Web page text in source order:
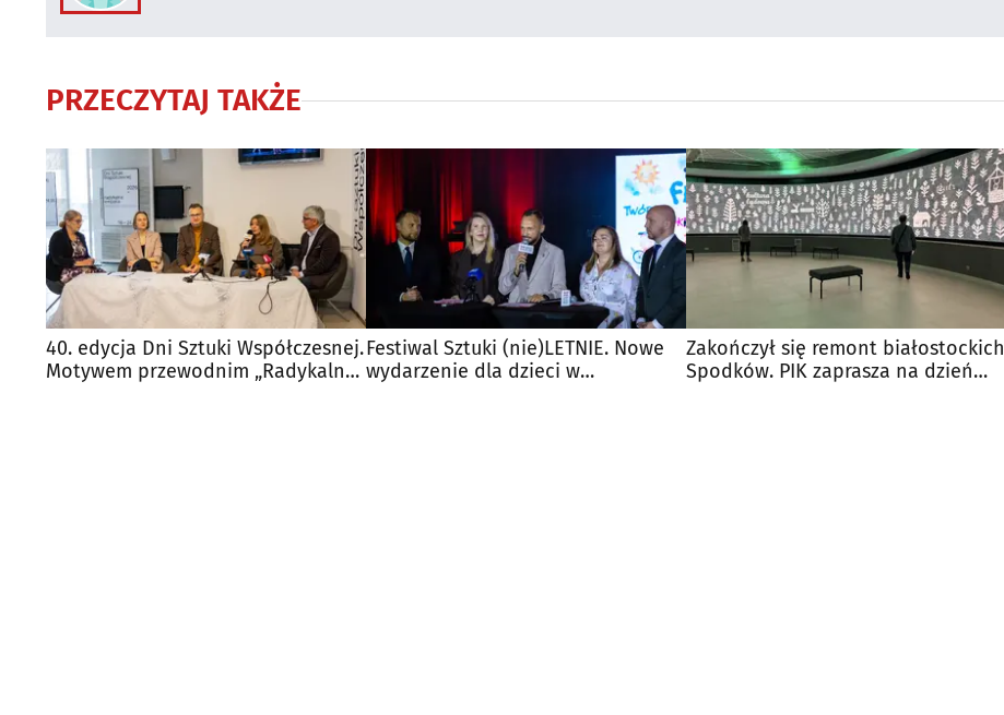
PRZECZYTAJ TAKŻE
40. edycja Dni Sztuki Współczesnej.
Motywem przewodnim „Radykalna
Festiwal Sztuki (nie)LETNIE. Nowe
wydarzenie dla dzieci w
Zakończył się remont białostockich
Spodków. PIK zaprasza na dzień